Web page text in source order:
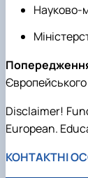
Науково-
Європейського
Disclaimer!
European.
КОНТАКТНІ